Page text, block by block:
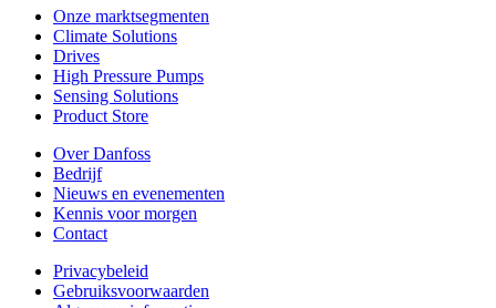
Onze marktsegmenten
Climate Solutions
Drives
High Pressure Pumps
Sensing Solutions
Product Store
Over Danfoss
Bedrijf
Nieuws en evenementen
Kennis voor morgen
Contact
Privacybeleid
Gebruiksvoorwaarden